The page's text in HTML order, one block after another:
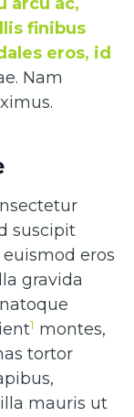
arcu ac,
finibus
eros, id
Nam
suscipit
eros
gravida
1 montes,
tortor
mauris ut